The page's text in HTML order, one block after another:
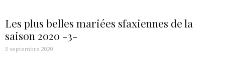
Les plus belles mariées sfaxiennes de la
saison 2020 -3-
3 septembre 2020